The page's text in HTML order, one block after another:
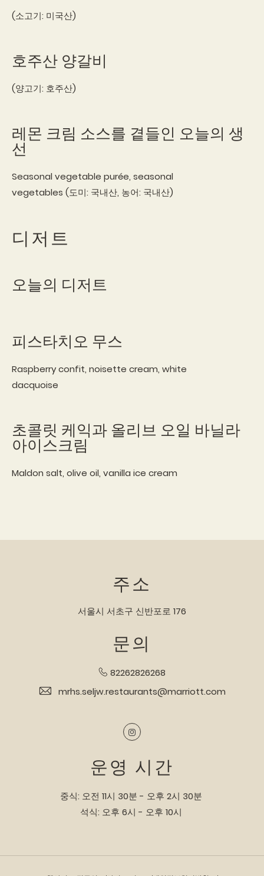
(소고기: 미국산)
호주산 양갈비
(양고기: 호주산)
레몬 크림 소스를 곁들인 오늘의 생
선
Seasonal vegetable purée, seasonal
vegetables (도미: 국내산, 농어: 국내산)
디저트
오늘의 디저트
피스타치오 무스
Raspberry confit, noisette cream, white
dacquoise
초콜릿 케익과 올리브 오일 바닐라
아이스크림
Maldon salt, olive oil, vanilla ice cream
주소
서울시 서초구 신반포로 176​
문의
82262826268
mrhs.seljw.restaurants@marriott.com
Instagram
운영 시간
중식: 오전 11시 30분 - 오후 2시 30분
석식: 오후 6시 - 오후 10시